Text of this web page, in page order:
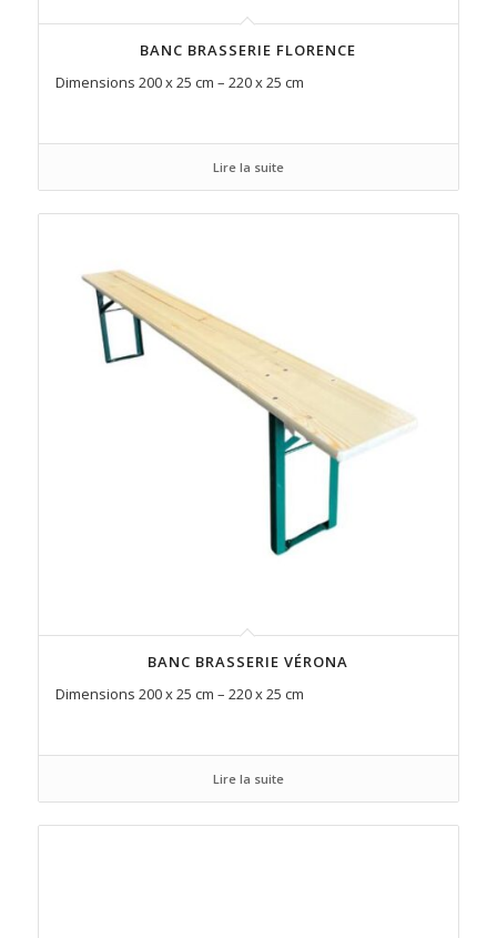
BANC BRASSERIE FLORENCE
Dimensions 200 x 25 cm – 220 x 25 cm
Lire la suite
BANC BRASSERIE VÉRONA
Dimensions 200 x 25 cm – 220 x 25 cm
Lire la suite